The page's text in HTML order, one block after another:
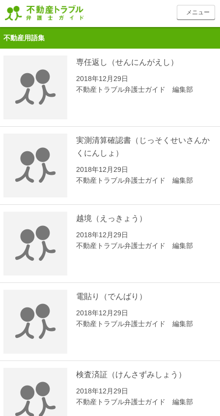
toggle
navigation
メニュー
不動産用語集
専任返し（せんにんがえし）
2018年12月29日
不動産トラブル弁護士ガイド 編集部
実測清算確認書（じっそくせいさんか
くにんしょ）
2018年12月29日
不動産トラブル弁護士ガイド 編集部
越境（えっきょう）
2018年12月29日
不動産トラブル弁護士ガイド 編集部
電貼り（でんばり）
2018年12月29日
不動産トラブル弁護士ガイド 編集部
検査済証（けんさずみしょう）
2018年12月29日
不動産トラブル弁護士ガイド 編集部